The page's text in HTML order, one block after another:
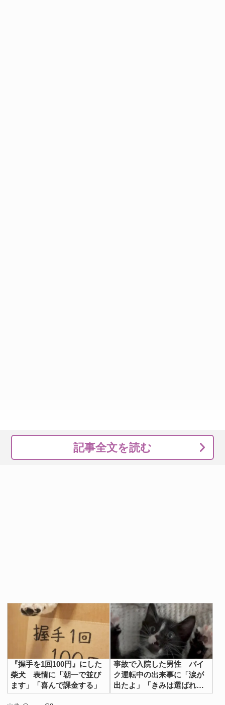
記事全文を読む
『握手を1回100円』にした
柴犬 表情に「朝一で並び
ます」「喜んで課金する」
事故で入院した男性 バイ
ク運転中の出来事に「涙が
出たよ」「きみは選ばれ
た」